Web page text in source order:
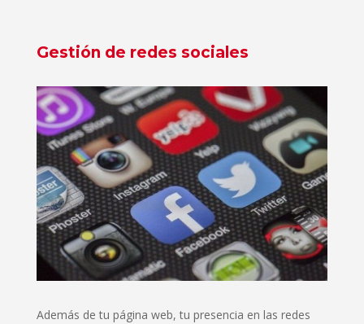
Gestión de redes sociales
Además de tu página web, tu presencia en las redes